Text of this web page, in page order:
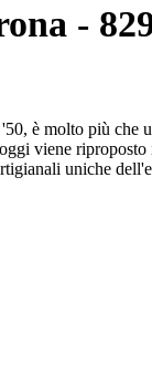
-
è molto più che
viene
uniche
realizzata in
confort di
Rizzoli. p. 367
cassa di legno.